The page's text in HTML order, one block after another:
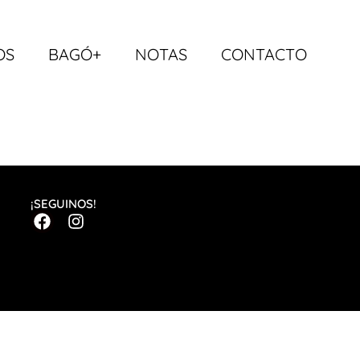
BAGÓ+ NOTAS CONTACTO
¡SEGUINOS!